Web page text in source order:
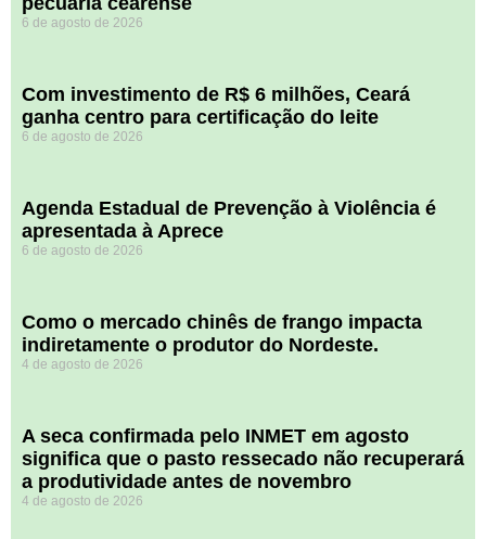
6 de agosto de 2026
Com investimento de R$ 6 milhões, Ceará
ganha centro para certificação do leite
6 de agosto de 2026
Agenda Estadual de Prevenção à Violência é
apresentada à Aprece
6 de agosto de 2026
​Como o mercado chinês de frango impacta
indiretamente o produtor do Nordeste.
4 de agosto de 2026
A seca confirmada pelo INMET em agosto
significa que o pasto ressecado não recuperará
a produtividade antes de novembro
4 de agosto de 2026